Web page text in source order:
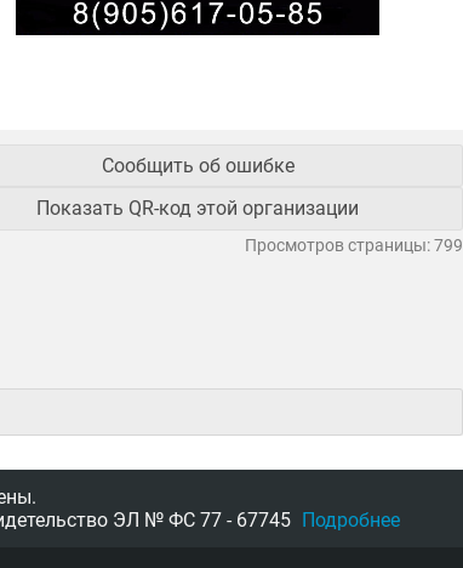
Сообщить об ошибке
Показать QR-код этой организации
Просмотров страницы: 799
ЭЛ № ФС 77 - 67745 Подробнее